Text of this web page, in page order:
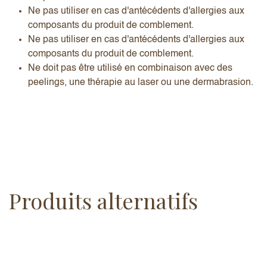
Ne pas utiliser en cas d'antécédents d'allergies aux
composants du produit de comblement.
Ne pas utiliser en cas d'antécédents d'allergies aux
composants du produit de comblement.
Ne doit pas être utilisé en combinaison avec des
peelings, une thérapie au laser ou une dermabrasion.
Produits alternatifs